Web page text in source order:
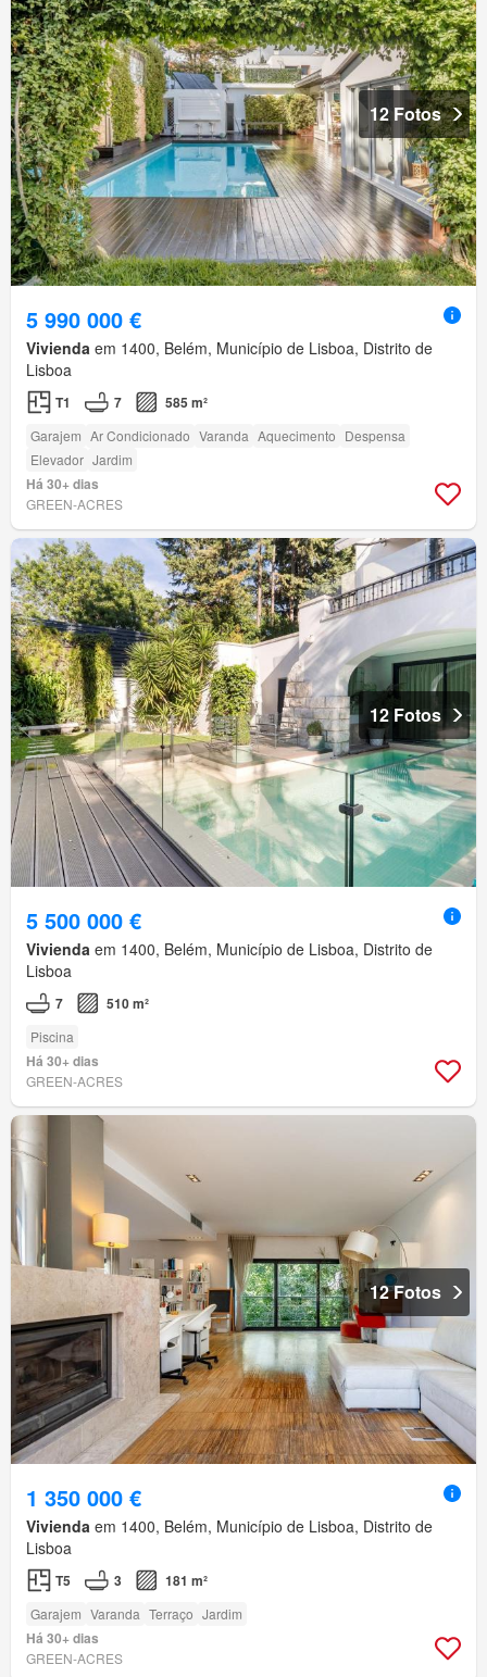
12 Fotos
5 990 000 €
Vivienda em 1400, Belém, Município de Lisboa, Distrito de
Lisboa
T1 7 585 m²
Garajem Ar Condicionado Varanda Aquecimento Despensa
Elevador Jardim
Há 30+ dias
GREEN-ACRES
12 Fotos
5 500 000 €
Vivienda em 1400, Belém, Município de Lisboa, Distrito de
Lisboa
7 510 m²
Piscina
Há 30+ dias
GREEN-ACRES
12 Fotos
1 350 000 €
Vivienda em 1400, Belém, Município de Lisboa, Distrito de
Lisboa
T5 3 181 m²
Garajem Varanda Terraço Jardim
Há 30+ dias
GREEN-ACRES